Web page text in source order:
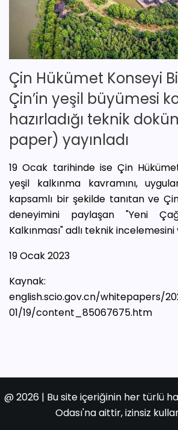
Çin Hükümet Konseyi
Çin’in yeşil büyümesi
hazırladığı teknik
paper) yayınladı
19 Ocak tarihinde ise Çin
yeşil kalkınma kavramını,
kapsamlı bir şekilde tanıtan ve
deneyimini paylaşan "Yeni
Kalkınması" adlı teknik incelemesini
19 Ocak 2023
Kaynak:
english.scio.gov.cn/whitepapers/
01/19/content_85067675.htm
@2026 | Bu site içeriğinin her türlü
Odası'na aittir, izinsiz